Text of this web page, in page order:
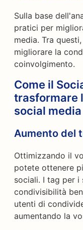
Sulla base
pratici per
media. Tra
migliorare la
coinvolgimento.
Come il
trasformare
social media
Aumento del
Ottimizzando il
potete ottenere
sociali. I tag per i
condivisibilità
utenti di
aumentando la